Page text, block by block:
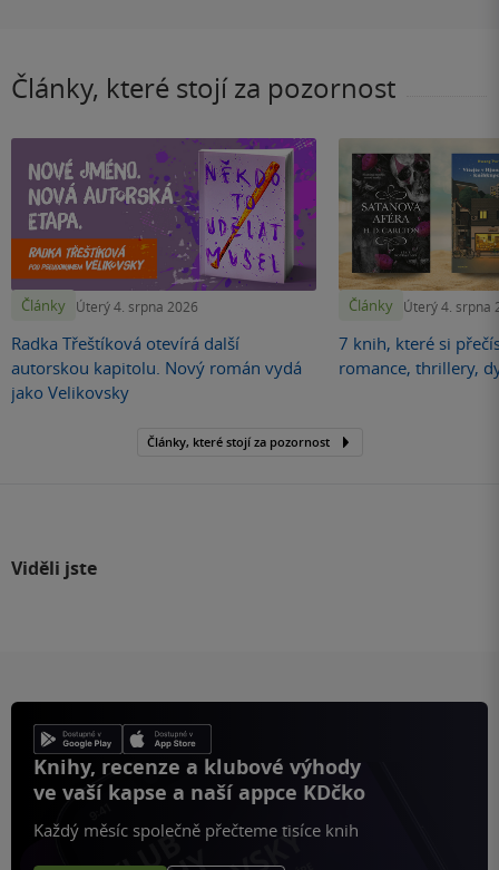
Články, které stojí za pozornost
Články Úterý 4. srpna 2026
Radka Třeštíková otevírá další
autorskou kapitolu. Nový román vydá
jako Velikovsky
Články Úterý 4. srpna
7 knih, které si
romance, thrillery,
Články, které stojí za pozornost
Viděli jste
Knihy, recenze a klubové výhody
ve vaší kapse a naší appce KDčko
Každý měsíc společně přečteme tisíce knih